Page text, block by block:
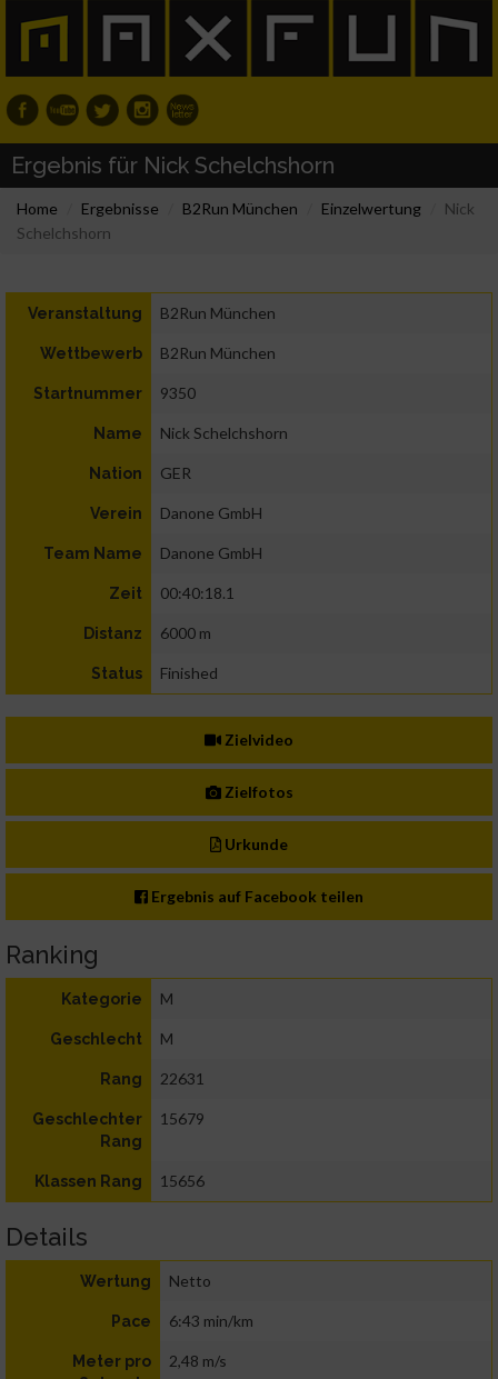
Ergebnis für Nick Schelchshorn
Home Ergebnisse B2Run München Einzelwertung
Nick
Schelchshorn
Veranstaltung B2Run München
Wettbewerb B2Run München
Startnummer 9350
Name Nick Schelchshorn
Nation GER
Verein Danone GmbH
Team Name Danone GmbH
Zeit 00:40:18.1
Distanz 6000 m
Status Finished
Zielvideo
Zielfotos
Urkunde
Ergebnis auf Facebook teilen
Ranking
Kategorie M
Geschlecht M
Rang 22631
Geschlechter
Rang
15679
Klassen Rang 15656
Details
Wertung Netto
Pace 6:43 min/km
Meter pro
2,48 m/s